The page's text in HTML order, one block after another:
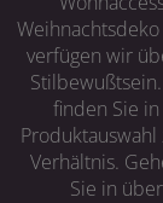
verfügen wir
finden Sie
Verhältnis.
Sie in